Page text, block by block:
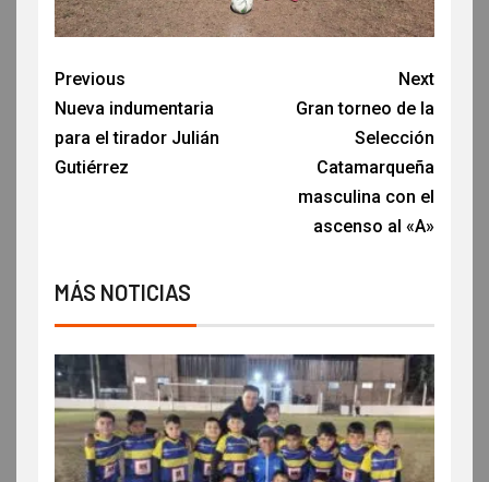
Previous
Nueva indumentaria
para el tirador Julián
Gutiérrez
Next
Gran torneo de la
Selección
Catamarqueña
masculina con el
ascenso al «A»
MÁS NOTICIAS